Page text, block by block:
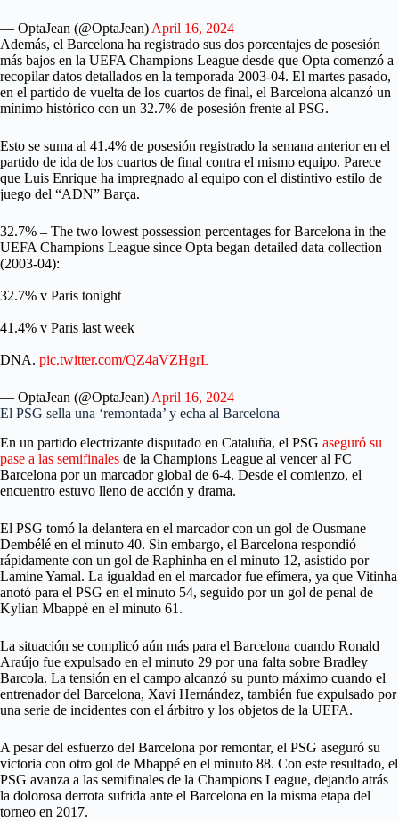
— OptaJean (@OptaJean) April 16, 2024
Además, el Barcelona ha registrado sus dos porcentajes de posesión
más bajos en la UEFA Champions League desde que Opta comenzó a
recopilar datos detallados en la temporada 2003-04. El martes pasado,
en el partido de vuelta de los cuartos de final, el Barcelona alcanzó un
mínimo histórico con un 32.7% de posesión frente al PSG.
Esto se suma al 41.4% de posesión registrado la semana anterior en el
partido de ida de los cuartos de final contra el mismo equipo. Parece
que Luis Enrique ha impregnado al equipo con el distintivo estilo de
juego del “ADN” Barça.
32.7% – The two lowest possession percentages for Barcelona in the
UEFA Champions League since Opta began detailed data collection
(2003-04):
32.7% v Paris tonight
41.4% v Paris last week
DNA. pic.twitter.com/QZ4aVZHgrL
— OptaJean (@OptaJean) April 16, 2024
El PSG sella una ‘remontada’ y echa al Barcelona
En un partido electrizante disputado en Cataluña, el PSG aseguró su
pase a las semifinales de la Champions League al vencer al FC
Barcelona por un marcador global de 6-4. Desde el comienzo, el
encuentro estuvo lleno de acción y drama.
El PSG tomó la delantera en el marcador con un gol de Ousmane
Dembélé en el minuto 40. Sin embargo, el Barcelona respondió
rápidamente con un gol de Raphinha en el minuto 12, asistido por
Lamine Yamal. La igualdad en el marcador fue efímera, ya que Vitinha
anotó para el PSG en el minuto 54, seguido por un gol de penal de
Kylian Mbappé en el minuto 61.
La situación se complicó aún más para el Barcelona cuando Ronald
Araújo fue expulsado en el minuto 29 por una falta sobre Bradley
Barcola. La tensión en el campo alcanzó su punto máximo cuando el
entrenador del Barcelona, Xavi Hernández, también fue expulsado por
una serie de incidentes con el árbitro y los objetos de la UEFA.
A pesar del esfuerzo del Barcelona por remontar, el PSG aseguró su
victoria con otro gol de Mbappé en el minuto 88. Con este resultado, el
PSG avanza a las semifinales de la Champions League, dejando atrás
la dolorosa derrota sufrida ante el Barcelona en la misma etapa del
torneo en 2017.